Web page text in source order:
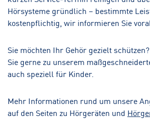
Hörsysteme gründlich – bestimmte
kostenpflichtig, wir informieren Sie
Sie möchten Ihr Gehör gezielt
Sie gerne zu unserem
auch speziell für Kinder.
Mehr Informationen rund um unsere
auf den Seiten zu Hörgeräten und